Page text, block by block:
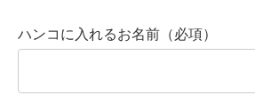
ハンコに入れるお名前（必項）